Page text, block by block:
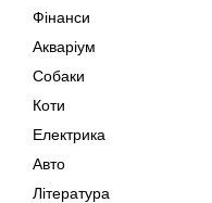
Фінанси
Акваріум
Собаки
Коти
Електрика
Авто
Література